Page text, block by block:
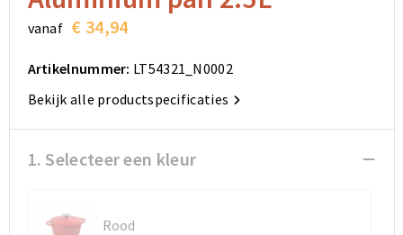
Aanstekers
Snoepgoed
Sinterklaas
Autotassen
Matrozentassen
Schoudertassen
Rugzakken
Autotassen
Matrozentassen
Schoudertassen
Rugzakken
vanaf € 34,94
Artikelnummer: LT54321_N0002
Bekijk alle productspecificaties
1. Selecteer een kleur
Rood